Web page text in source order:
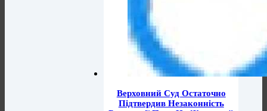
Верховний Суд Остаточно
Підтвердив Незаконність